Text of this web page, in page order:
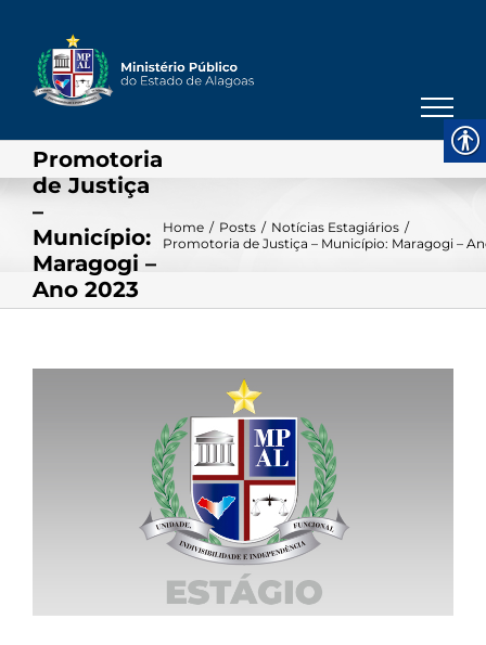
content
Promotoria
de Justiça
–
Município:
Maragogi –
Ano 2023
Home / Posts / Notícias Estagiários /
Promotoria de Justiça – Município: Maragogi –